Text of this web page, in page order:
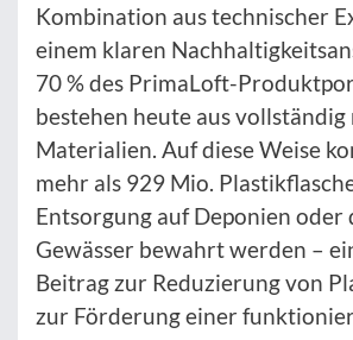
Kombination aus technischer
einem klaren
70 % des PrimaLoft-
bestehen heute aus
Materialien. Auf diese Weise
mehr als 929 Mio.
Entsorgung auf Deponien oder
Gewässer bewahrt werden –
Beitrag zur Reduzierung von
zur Förderung einer